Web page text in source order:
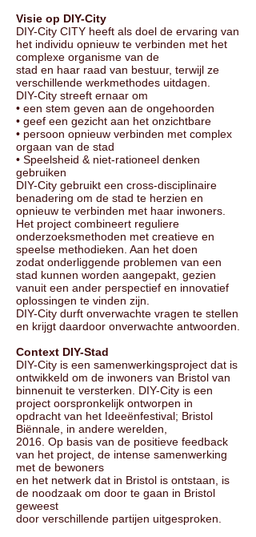
Visie op DIY-City
DIY-City CITY heeft als doel de ervaring van
het individu opnieuw te verbinden met het
complexe organisme van de
stad en haar raad van bestuur, terwijl ze
verschillende werkmethodes uitdagen.
DIY-City streeft ernaar om
• een stem geven aan de ongehoorden
• geef een gezicht aan het onzichtbare
• persoon opnieuw verbinden met complex
orgaan van de stad
• Speelsheid & niet-rationeel denken
gebruiken
DIY-City gebruikt een cross-disciplinaire
benadering om de stad te herzien en
opnieuw te verbinden met haar inwoners.
Het project combineert reguliere
onderzoeksmethoden met creatieve en
speelse methodieken. Aan het doen
zodat onderliggende problemen van een
stad kunnen worden aangepakt, gezien
vanuit een ander perspectief en innovatief
oplossingen te vinden zijn.
DIY-City durft onverwachte vragen te stellen
en krijgt daardoor onverwachte antwoorden.
Context DIY-Stad
DIY-City is een samenwerkingsproject dat is
ontwikkeld om de inwoners van Bristol van
binnenuit te versterken. DIY-City is een
project oorspronkelijk ontworpen in
opdracht van het Ideeënfestival; Bristol
Biënnale, in andere werelden,
2016. Op basis van de positieve feedback
van het project, de intense samenwerking
met de bewoners
en het netwerk dat in Bristol is ontstaan, is
de noodzaak om door te gaan in Bristol
geweest
door verschillende partijen uitgesproken.